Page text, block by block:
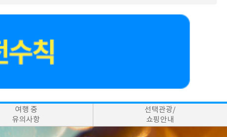
여행 중
유의사항
선택관광/
쇼핑안내